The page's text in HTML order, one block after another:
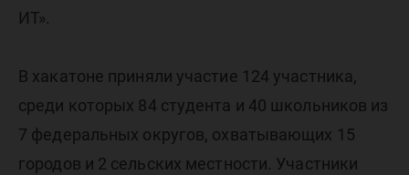
ИТ».
В хакатоне приняли участие 124 участника,
среди которых 84 студента и 40 школьников из
7 федеральных округов, охватывающих 15
городов и 2 сельских местности. Участники